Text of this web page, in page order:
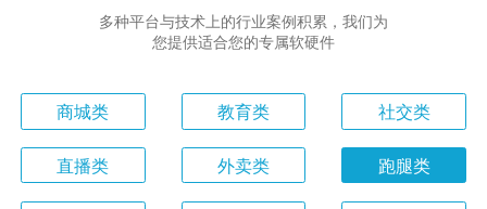
多种平台与技术上的行业案例积累，我们为
您提供适合您的专属软硬件
商城类 教育类 社交类
直播类 外卖类 跑腿类